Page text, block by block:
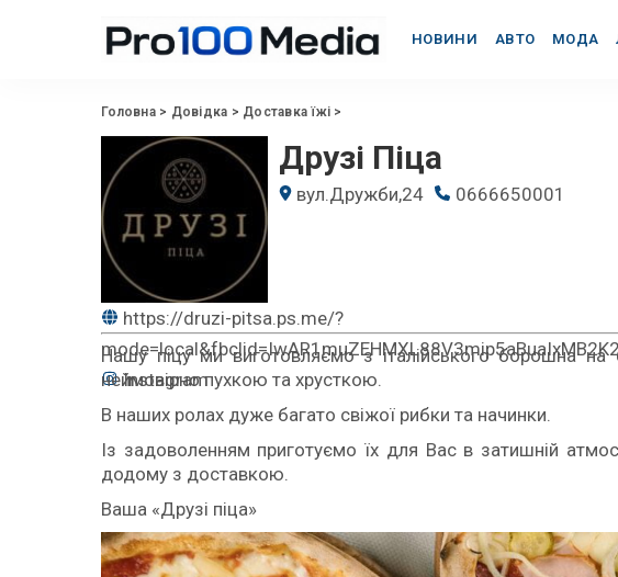
НОВИНИ АВТО МОДА
Головна > Довідка > Доставка їжі >
Друзі Піца
вул.Дружби,24 0666650001
https://druzi-pitsa.ps.me/?
Instagram
Нашу піцу ми виготовляємо з італійського борошна на
неймовірно пухкою та хрусткою.
В наших ролах дуже багато свіжої рибки та начинки.
Із задоволенням приготуємо їх для Вас в затишній
додому з доставкою.
Ваша «Друзі піца»